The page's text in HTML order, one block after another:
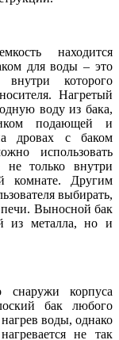
находится
для воды – это
внутри которого
Нагретый
воду из бака,
подающей и
дровах с баком
использовать
не только внутри
комнате. Другим
выбирать,
печи. Выносной бак
из металла, но и
снаружи корпуса
бак любого
воды, однако
не так